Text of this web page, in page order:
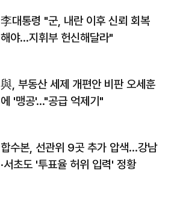
李대통령 "군, 내란 이후 신뢰 회복
해야…지휘부 헌신해달라"
與, 부동산 세제 개편안 비판 오세훈
에 '맹공'…"공급 억제기"
합수본, 선관위 9곳 추가 압색…강남
·서초도 '투표율 허위 입력' 정황